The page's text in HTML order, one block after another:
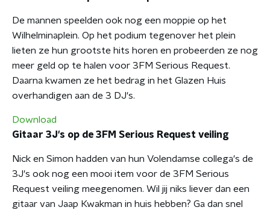
De mannen speelden ook nog een moppie op het
Wilhelminaplein. Op het podium tegenover het plein
lieten ze hun grootste hits horen en probeerden ze nog
meer geld op te halen voor 3FM Serious Request.
Daarna kwamen ze het bedrag in het Glazen Huis
overhandigen aan de 3 DJ's.
Download
Gitaar 3J's op de 3FM Serious Request veiling
Nick en Simon hadden van hun Volendamse collega's de
3J's ook nog een mooi item voor de 3FM Serious
Request veiling meegenomen. Wil jij niks liever dan een
gitaar van Jaap Kwakman in huis hebben? Ga dan snel